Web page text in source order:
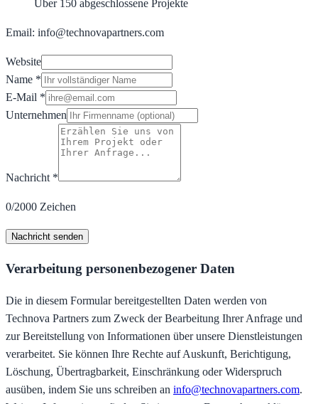
Uber 150 abgeschlossene Projekte
Email: info@technovapartners.com
Website
Name *
E-Mail *
Unternehmen
Nachricht *
0/2000 Zeichen
Nachricht senden
Verarbeitung personenbezogener Daten
Die in diesem Formular bereitgestellten Daten werden von
Technova Partners zum Zweck der Bearbeitung Ihrer Anfrage und
zur Bereitstellung von Informationen über unsere Dienstleistungen
verarbeitet. Sie können Ihre Rechte auf Auskunft, Berichtigung,
Löschung, Übertragbarkeit, Einschränkung oder Widerspruch
ausüben, indem Sie uns schreiben an info@technovapartners.com.